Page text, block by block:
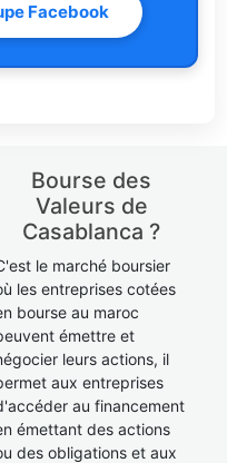
Facebook
Bourse des
Valeurs de
Casablanca ?
le marché boursier
les entreprises cotées
bourse au maroc
émettre et
leurs actions, il
aux entreprises
au financement
émettant des actions
des obligations et aux